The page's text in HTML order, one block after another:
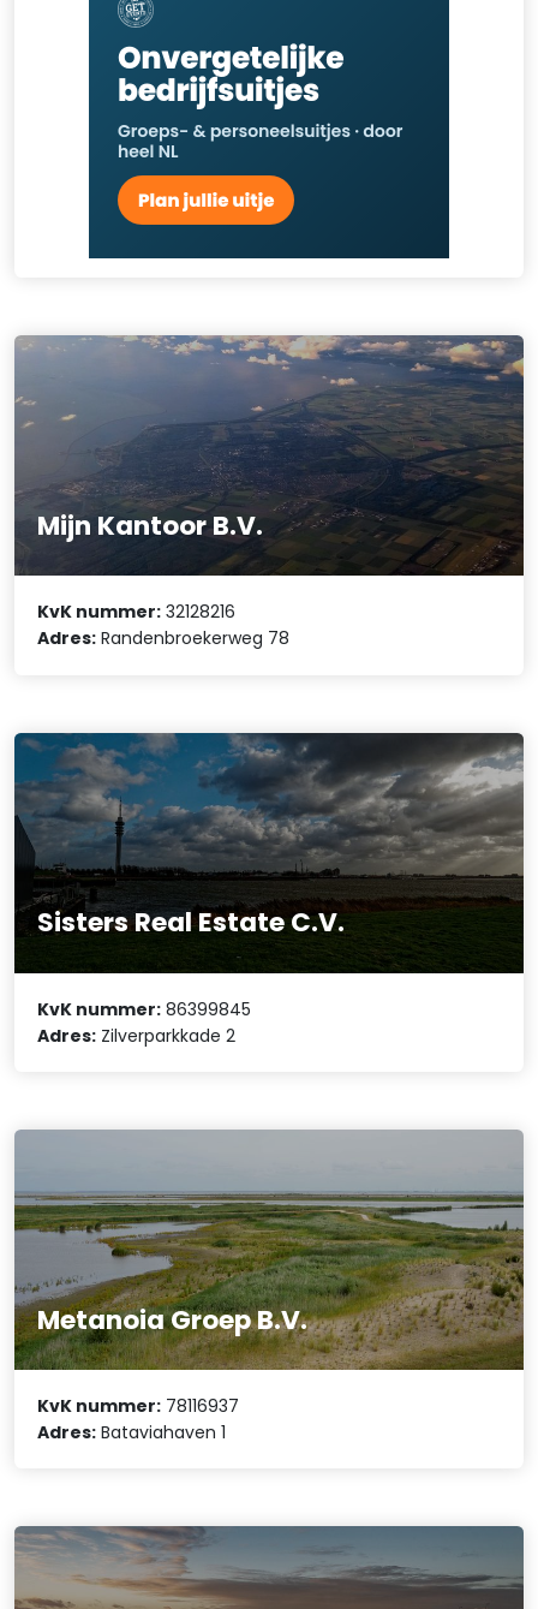
Mijn Kantoor B.V.
KvK nummer: 32128216
Adres: Randenbroekerweg 78
Sisters Real Estate C.V.
KvK nummer: 86399845
Adres: Zilverparkkade 2
Metanoia Groep B.V.
KvK nummer: 78116937
Adres: Bataviahaven 1